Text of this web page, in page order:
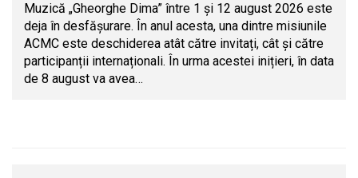
Muzică „Gheorghe Dima” între 1 și 12 august 2026 este
deja în desfășurare. În anul acesta, una dintre misiunile
ACMC este deschiderea atât către invitați, cât și către
participanții internaționali. În urma acestei inițieri, în data
de 8 august va avea…